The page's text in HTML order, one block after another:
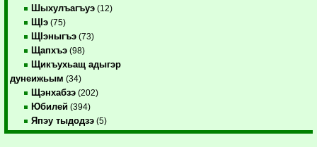
Шыхулъагъуэ (12)
ЩIэ (75)
ЩIэныгъэ (73)
Щапхъэ (98)
Щикъухьащ адыгэр
дунеижьым (34)
Щэнхабзэ (202)
Юбилей (394)
Япэу тыдодзэ (5)